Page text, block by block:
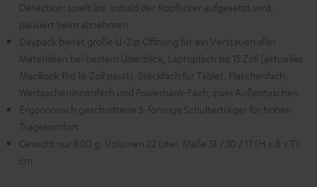
Detection: spielt los, sobald der Kopfhörer aufgesetzt wird,
pausiert beim abnehmen
Daypack bietet große U-Zip Öffnung für ein Verstauen aller
Materialien bei bestem Überblick, Laptopfach bis 15 Zoll (aktuelles
MacBook Pro 16 Zoll passt), Steckfach für Tablet, Flaschenfach,
Wertsacheninnenfach und Powerbank-Fach, zwei Außentaschen
Ergonomisch geschnittene S-förmige Schulterträger für hohen
Tragekomfort
Gewicht nur 800 g, Volumen 22 Liter, Maße 51 / 30 / 17 (H x B x T)
cm